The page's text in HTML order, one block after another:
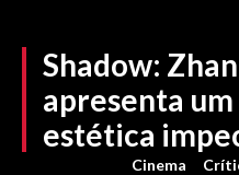
Shadow:
apresenta
estética
Cinema